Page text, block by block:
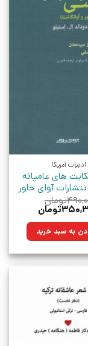
ادبیات آمریکا
های عامیانه
آوای خاور
تومان
۴۹۰,۰۰۰تومان
تومان
۳۵۰,۳۵۰تومان. به سبد خرید